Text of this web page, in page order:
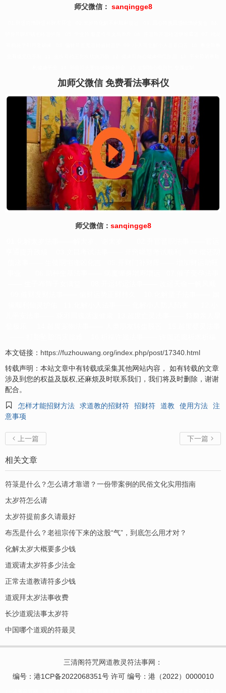
师父微信： sanqingge8
加师父微信 免费看法事科仪
师父微信： sanqingge8
本文链接： https://fuzhouwang.org/index.php/post/17340.html
转载声明：本站文章中有转载或采集其他网站内容， 如有转载的文章
涉及到您的权益及版权,还麻烦及时联系我们，我们将及时删除，谢谢
配合。

怎样才能招财方法 求道教的招财符 招财符 道教 使用方法
注
意事项
 上一篇 下一篇 
相关文章
符箓是什么？怎么请才靠谱？一份带案例的民俗文化实用指南
太岁符怎么请
太岁符提前多久请最好
布炁是什么？老祖宗传下来的这股“气”，到底怎么用才对？
化解太岁大概要多少钱
道观请太岁符多少法金
正常去道教请符多少钱
道观拜太岁法事收费
长沙道观法事太岁符
中国哪个道观的符最灵
三清阁符咒网道教灵符法事网 ：
编号：港1CP备2022068351号 许可 编号：港（2022）0000010